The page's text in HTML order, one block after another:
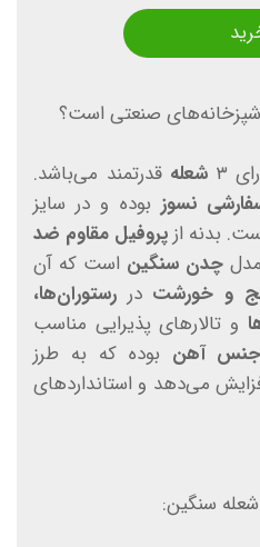
صنعتی است؟
۳ شعله قدرتمند می‌باشد.
نسوز بوده و در سایز
بدنه ازپروفیل مقاوم ضد
چدن سنگین است که آن
و خورشت در رستوران‌ها،
و تالارهای پذیرایی مناسب
جنس آهن بوده که به طرز
می‌دهد و استانداردهای
شعله سنگین: